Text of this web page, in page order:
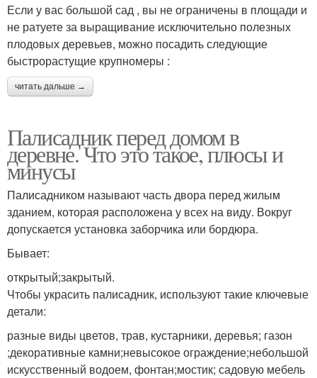
Если у вас большой сад , вы не ограничены в площади и
не ратуете за выращивание исключительно полезных
плодовых деревьев, можно посадить следующие
быстрорастущие крупномеры :
читать дальше →
Палисадник перед домом в
деревне. Что это такое, плюсы и
минусы
Палисадником называют часть двора перед жилым
зданием, которая расположена у всех на виду. Вокруг
допускается установка заборчика или бордюра.
Бывает:
открытый;закрытый.
Чтобы украсить палисадник, используют такие ключевые
детали:
разные виды цветов, трав, кустарники, деревья; газон
;декоративные камни;невысокое ограждение;небольшой
искусственный водоем, фонтан;мостик; садовую мебель